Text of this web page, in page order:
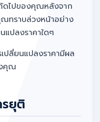
ถัดไปของคุณหลังจาก
ณทราบล่วงหน้าอย่าง
แปลงราคาใดๆ
ปลี่ยนแปลงราคามีผล
คุณ
ยุติ